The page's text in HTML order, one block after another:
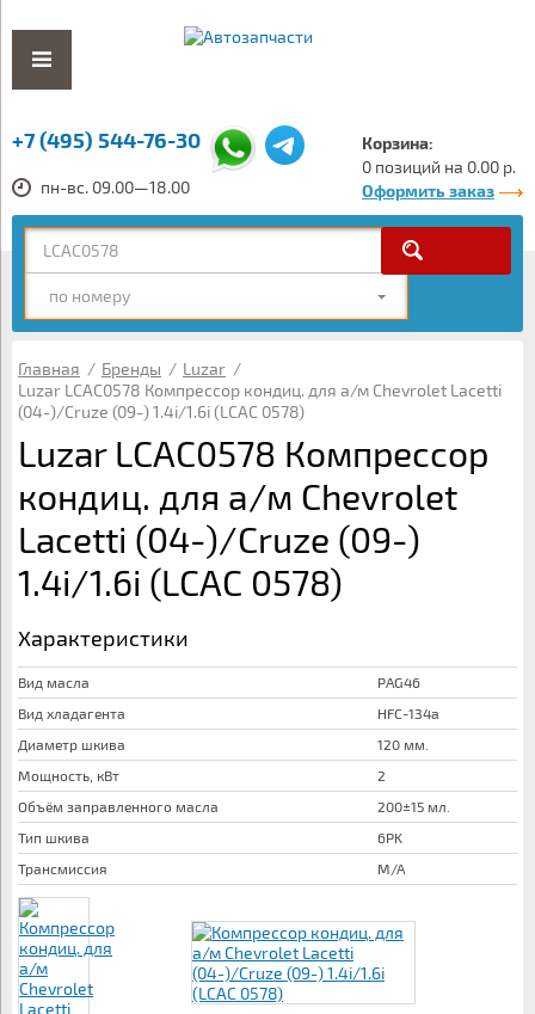
+7 (495) 544-76-30
пн-вс. 09.00—18.00
Корзина:
0 позиций на 0.00 р.
Оформить заказ
по номеру
Главная / Бренды / Luzar /
Luzar LCAC0578 Компрессор кондиц. для а/м Chevrolet Lacetti
(04-)/Cruze (09-) 1.4i/1.6i (LCAC 0578)
Luzar LCAC0578 Компрессор
кондиц. для а/м Chevrolet
Lacetti (04-)/Cruze (09-)
1.4i/1.6i (LCAC 0578)
Характеристики
Вид масла
PAG46
Вид хладагента
HFC-134a
Диаметр шкива
120 мм.
Мощность, кВт
2
Объём заправленного масла
200±15 мл.
Тип шкива
6PK
Трансмиссия
M/A